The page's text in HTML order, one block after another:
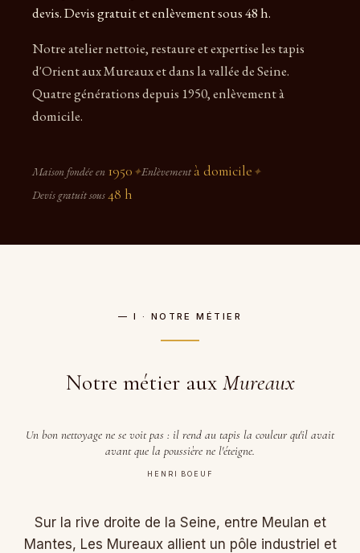
devis. Devis gratuit et enlèvement sous 48 h.
Notre atelier nettoie, restaure et expertise les tapis
d'Orient aux Mureaux et dans la vallée de Seine.
Quatre générations depuis 1950, enlèvement à
domicile.
Maison fondée en 1950 ✦Enlèvement à domicile ✦
Devis gratuit sous48 h
— I · NOTRE MÉTIER
Notre métier aux Mureaux
Un bon nettoyage ne se voit pas : il rend au tapis la couleur qu'il avait
avant que la poussière ne l'éteigne.
HENRI BOEUF
Sur la rive droite de la Seine, entre Meulan et
Mantes, Les Mureaux allient un pôle industriel et